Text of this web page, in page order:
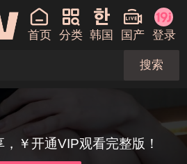
首页 分类 韩国 国产 登录
搜索
￥开通VIP观看完整版！